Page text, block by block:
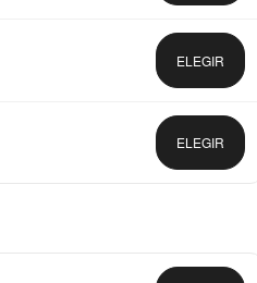
ELEGIR
ELEGIR